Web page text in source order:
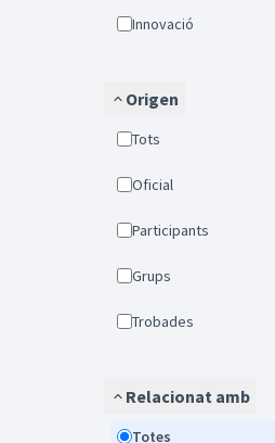
Innovació
Origen
Tots
Oficial
Participants
Grups
Trobades
Relacionat amb
Totes